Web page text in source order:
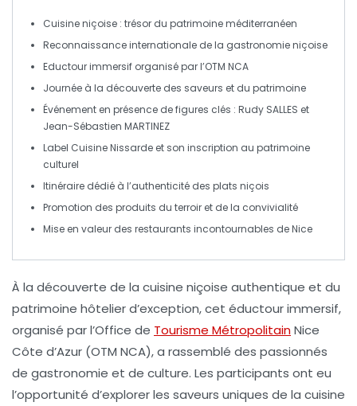
Cuisine niçoise : trésor du patrimoine méditerranéen
Reconnaissance internationale de la gastronomieniçoise
Eductour immersif organisé par l’OTM NCA
Journée à la découverte des saveurs et du patrimoine
Événement en présence de figures clés : Rudy SALLES et
Jean-Sébastien MARTINEZ
Label Cuisine Nissarde et son inscription au patrimoine
culturel
Itinéraire dédié à l’authenticité des plats niçois
Promotion des produits du terroir et de la convivialité
Mise en valeur des restaurants incontournables de Nice
À la découverte de la cuisine niçoise authentique et du
patrimoine hôtelier d’exception, cet éductour immersif,
organisé par l’Office de Tourisme MétropolitainNice
Côte d’Azur (OTM NCA), a rassemblé des passionnés
de gastronomie et de culture. Les participants ont eu
l’opportunité d’explorer les saveurs uniques de la cuisine